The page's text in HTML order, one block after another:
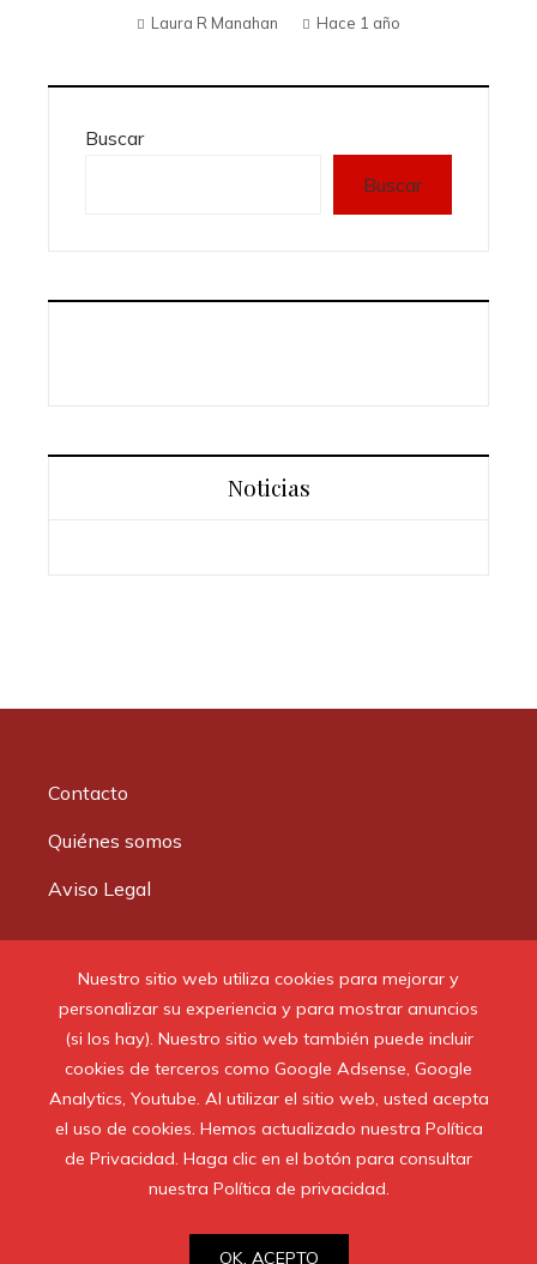
Nuestro sitio web utiliza cookies para mejorar y
personalizar su experiencia y para mostrar anuncios
(si los hay). Nuestro sitio web también puede incluir
cookies de terceros como Google Adsense, Google
Analytics, Youtube. Al utilizar el sitio web, usted acepta
el uso de cookies. Hemos actualizado nuestra Política
de Privacidad. Haga clic en el botón para consultar
nuestra Política de privacidad.
OK, ACEPTO
Laura R Manahan Hace 1 año
Buscar
Buscar
Noticias
Contacto
Quiénes somos
Aviso Legal
© 2020 Todos los derechos reservados.